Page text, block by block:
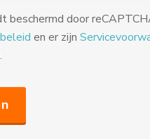
beschermd door
en er zijn